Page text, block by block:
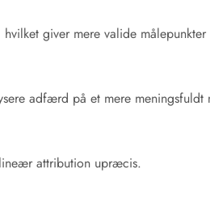
giver mere valide målepunkter
adfærd på et mere meningsfuldt
attribution upræcis.